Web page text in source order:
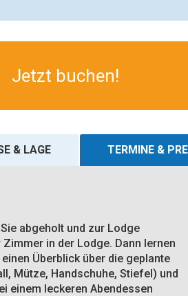
Jetzt buchen!
& LAGE TERMINE &
abgeholt und zur Lodge
in der Lodge. Dann lernen
Überblick über die geplante
Mütze, Handschuhe, Stiefel) und
einem leckeren Abendessen